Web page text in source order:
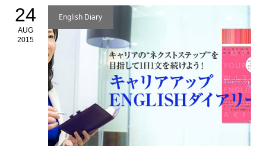
24
AUG
2015
English Diary